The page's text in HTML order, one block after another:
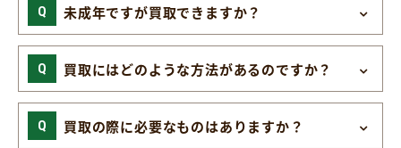
未成年ですが買取できますか？
買取にはどのような方法があるのですか？
買取の際に必要なものはありますか？